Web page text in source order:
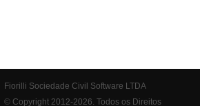
Fiorilli Sociedade Civil Software LTDA
© Copyright 2012-2026. Todos os Direitos